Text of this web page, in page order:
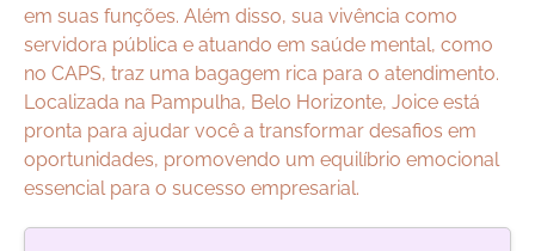
em suas funções. Além disso, sua vivência como
servidora pública e atuando em saúde mental, como
no CAPS, traz uma bagagem rica para o atendimento.
Localizada na Pampulha, Belo Horizonte, Joice está
pronta para ajudar você a transformar desafios em
oportunidades, promovendo um equilíbrio emocional
essencial para o sucesso empresarial.